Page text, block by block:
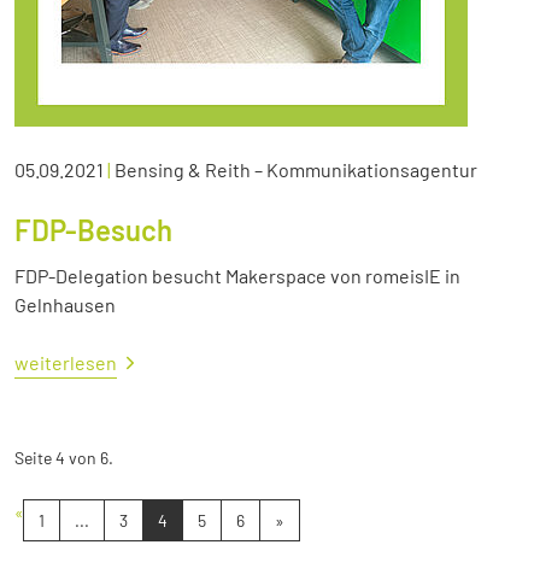
05.09.2021 | Bensing & Reith – Kommunikationsagentur
FDP-Besuch
FDP-Delegation besucht Makerspace von romeisIE in
Gelnhausen
weiterlesen
Seite 4 von 6.
« 1 ... 3 4 5 6 »